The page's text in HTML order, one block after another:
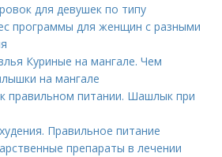
для девушек по типу
программы для женщин с разными
Куриные на мангале. Чем
на мангале
питании. Шашлык при
Правильное питание
препараты в лечении